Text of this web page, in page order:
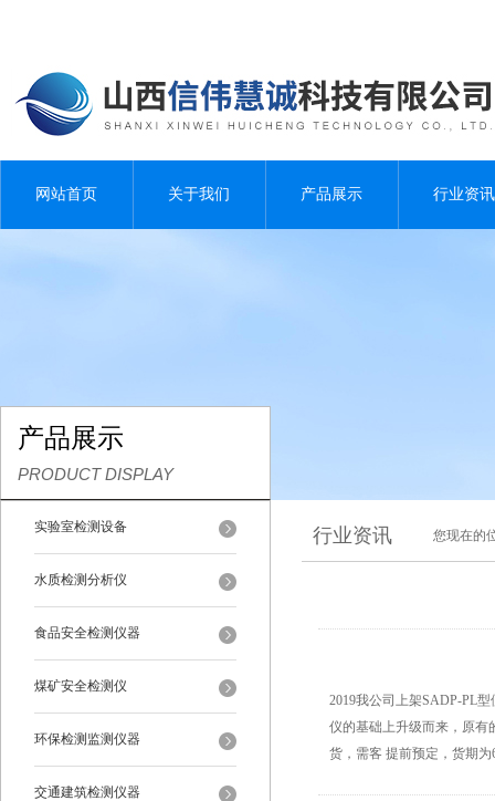
网站首页 关于我们 产品展示 行业资讯
产品展示
PRODUCT DISPLAY
实验室检测设备
水质检测分析仪
食品安全检测仪器
煤矿安全检测仪
环保检测监测仪器
交通建筑检测仪器
行业资讯 您现在的
2019我公司上架SADP-PL
仪的基础上升级而来，原有
货，需客 提前预定，货期